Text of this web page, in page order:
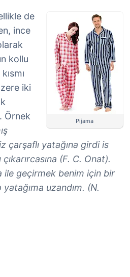
Pijama
de
ince
kollu
iki
Örnek
çarşaflı yatağına girdi is
(F. C. Onat).
ile geçirmek benim için bir
uzandım. (N.